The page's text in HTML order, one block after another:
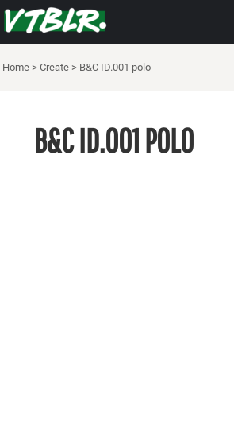
Home > Create > B&C ID.001 polo
B&C ID.001 POLO